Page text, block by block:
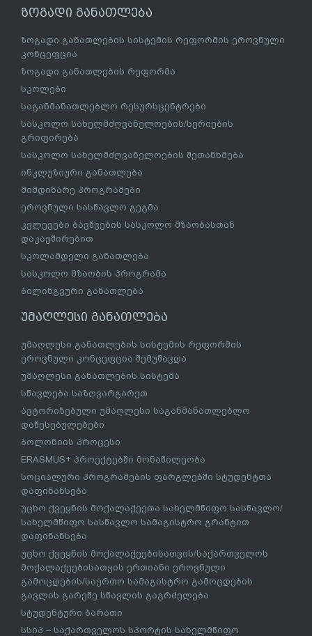
ზოგადი განათლება
ზოგადი განათლების სისტემის რეფორმის ეროვნული
კონცეფცია
ზოგადი განათლების რეფორმა
სკოლები
საგანმანათლებლო რესურსცენტრები
სასკოლო სახელმძღვანელოების/სერიების
გრიფირება
სასკოლო სახელმძღვანელოების შეთანხმება
ინკლუზიური განათლება
მიმდინარე პროგრამები
ეროვნული სასწავლო გეგმა
კვლევები ბავშვების სასკოლო მზაობასთან
დაკავშირებით
სკოლამდელი განათლება
სასკოლო მზაობის პროგრამა
ბილინგვური განათლება
უმაღლესი განათლება
უმაღლესი განათლების სისტემის რეფორმის
ეროვნული კონცეფცია შემუშავდა
უმაღლესი განათლების სისტემა
სწავლება საზღვარგარეთ
ავტორიზებული უმაღლესი საგანმანათლებლო
დაწესებულებები
ბოლონიის პროცესი
ERASMUS+ პროექტებში მონაწილეობა
სოციალური პროგრამების ფარგლებში სტუდენტთა
დაფინანსება
უცხო ქვეყნის მოქალაქეეთა სახელმწიფო სასწავლო/
სახელმწიფო სასწავლო სამაგისტრო გრანტით
დაფინანსება
უცხო ქვეყნის მოქალაქეებისათვის/საქართველოს
მოქალაქეებისათვის ერთიანი ეროვნული
გამოცდების/საერთო სამაგისტრო გამოცდების
გავლის გარეშე სწავლის გაგრძელება
სტუდენტური ბარათი
სსიპ – საქართველოს სპორტის სახელმწიფო